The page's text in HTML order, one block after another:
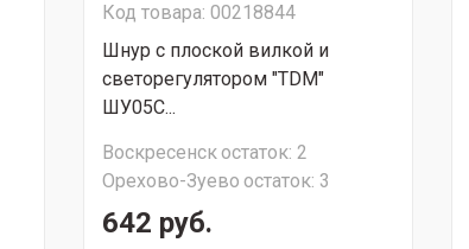
Код товара: 00218844
Шнур с плоской вилкой и
светорегулятором "TDM"
ШУ05С...
Воскресенскостаток: 2
Орехово-Зуево остаток: 3
642 руб.